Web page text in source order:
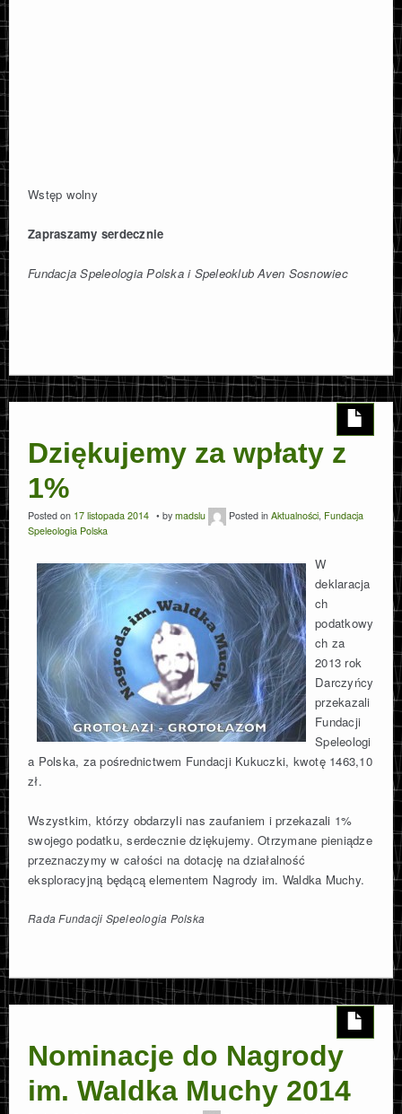
Wstęp wolny
Zapraszamy serdecznie
Fundacja Speleologia Polska i Speleoklub Aven Sosnowiec
Dziękujemy za wpłaty z
1%
Posted on 17 listopada 2014 by madslu Posted in Aktualności Fundacja
Speleologia Polska
W
deklaracja
ch
podatkowy
ch za
2013 rok
Darczyńcy
przekazali
Fundacji
Speleologi
a Polska, za pośrednictwem Fundacji Kukuczki, kwotę 1463,10
zł.
Wszystkim, którzy obdarzyli nas zaufaniem i przekazali 1%
swojego podatku, serdecznie dziękujemy. Otrzymane pieniądze
przeznaczymy w całości na dotację na działalność
eksploracyjną będącą elementem Nagrody im. Waldka Muchy.
Rada Fundacji Speleologia Polska
Nominacje do Nagrody
im. Waldka Muchy 2014